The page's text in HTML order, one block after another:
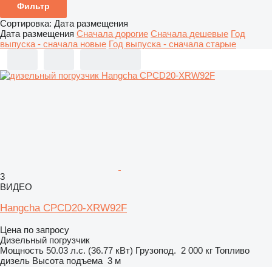
Фильтр
Сортировка: Дата размещения
Дата размещения Сначала дорогие Сначала дешевые Год
выпуска - сначала новые Год выпуска - сначала старые
3
ВИДЕО
Hangcha CPCD20-XRW92F
Цена по запросу
Дизельный погрузчик
Мощность 50.03 л.с. (36.77 кВт) Грузопод. 2 000 кг Топливо
дизель Высота подъема 3 м